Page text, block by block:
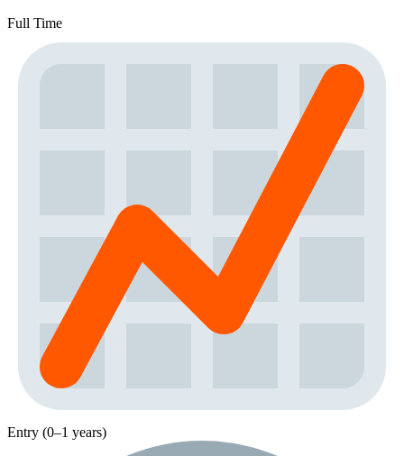
Full Time
Entry (0–1 years)